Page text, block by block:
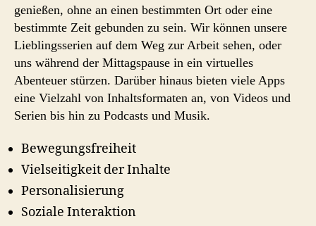
genießen, ohne an einen bestimmten Ort oder eine
bestimmte Zeit gebunden zu sein. Wir können unsere
Lieblingsserien auf dem Weg zur Arbeit sehen, oder
uns während der Mittagspause in ein virtuelles
Abenteuer stürzen. Darüber hinaus bieten viele Apps
eine Vielzahl von Inhaltsformaten an, von Videos und
Serien bis hin zu Podcasts und Musik.
Bewegungsfreiheit
Vielseitigkeit der Inhalte
Personalisierung
Soziale Interaktion